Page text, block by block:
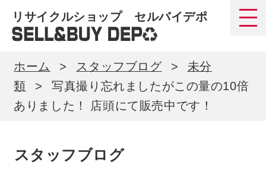
リサイクルショップ セルバイデポ
ホーム スタッフブログ
未分
類
写真撮り忘れましたがこの量の10倍
ありました！ 店頭にて販売中です！
スタッフブログ